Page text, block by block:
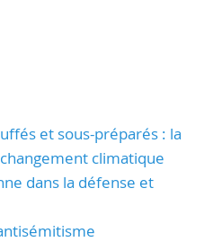
et sous-préparés : la
climatique
dans la défense et